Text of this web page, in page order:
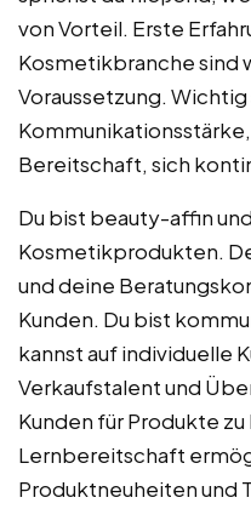
von Vorteil. Erste
Kosmetikbranche sind
Voraussetzung. Wichtig
Bereitschaft, sich
Du bist beauty-affin
Kosmetikprodukten.
und deine
Kunden. Du bist
kannst auf individuelle
Verkaufstalent und
Kunden für Produkte
Lernbereitschaft
Produktneuheiten und